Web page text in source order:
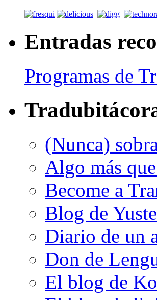
Entradas
Programas de
(Nunca)
Algo más
Become a
Blog de
Diario de un
Don de
El blog de